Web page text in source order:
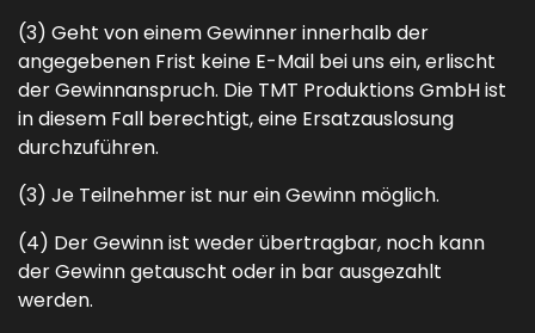
(3) Geht von einem Gewinner innerhalb der
angegebenen Frist keine E-Mail bei uns ein, erlischt
der Gewinnanspruch. Die TMT Produktions GmbH ist
in diesem Fall berechtigt, eine Ersatzauslosung
durchzuführen.
(3) Je Teilnehmer ist nur ein Gewinn möglich.
(4) Der Gewinn ist weder übertragbar, noch kann
der Gewinn getauscht oder in bar ausgezahlt
werden.